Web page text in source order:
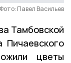
Фото: Павел Васильев
Тамбовской
Пичаевского
цветы